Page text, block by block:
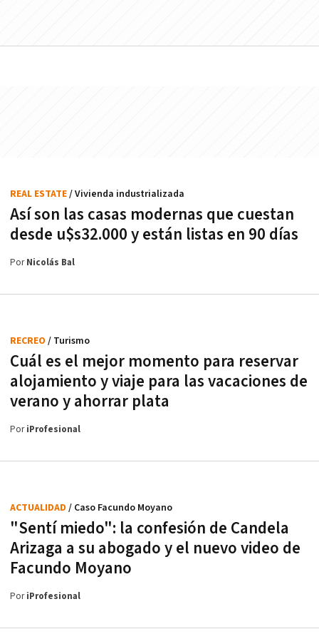
Así son las casas modernas que cuestan
desde u$s32.000 y están listas en 90 días
REAL ESTATE/ Vivienda industrializada
PorNicolás Bal
Cuál es el mejor momento para reservar
alojamiento y viaje para las vacaciones de
verano y ahorrar plata
RECREO / Turismo
PoriProfesional
"Sentí miedo": la confesión de Candela
Arizaga a su abogado y el nuevo video de
Facundo Moyano
ACTUALIDAD / Caso Facundo Moyano
PoriProfesional